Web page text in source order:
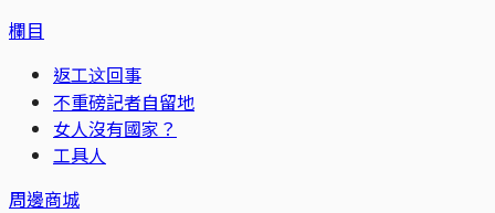
欄目
返工这回事
不重磅記者自留地
女人沒有國家？
工具人
周邊商城